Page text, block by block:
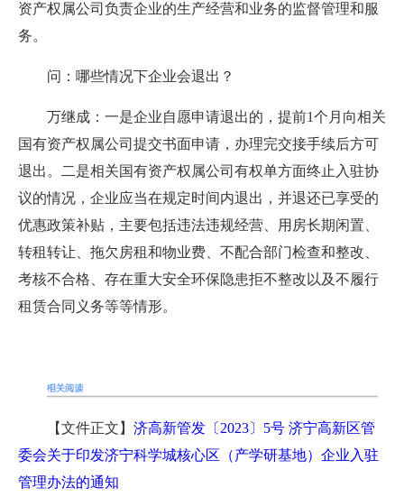
资产权属公司负责企业的生产经营和业务的监督管理和服
务。
问：哪些情况下企业会退出？
万继成：一是企业自愿申请退出的，提前1个月向相关
国有资产权属公司提交书面申请，办理完交接手续后方可
退出。二是相关国有资产权属公司有权单方面终止入驻协
议的情况，企业应当在规定时间内退出，并退还已享受的
优惠政策补贴，主要包括违法违规经营、用房长期闲置、
转租转让、拖欠房租和物业费、不配合部门检查和整改、
考核不合格、存在重大安全环保隐患拒不整改以及不履行
租赁合同义务等等情形。
【文件正文】 济高新管发〔2023〕5号 济宁高新区管
委会关于印发济宁科学城核心区（产学研基地）企业入驻
管理办法的通知